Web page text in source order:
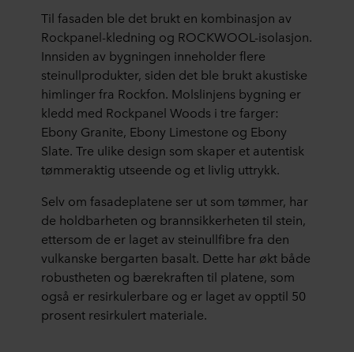
Til fasaden ble det brukt en kombinasjon av
Rockpanel-kledning og ROCKWOOL-isolasjon.
Innsiden av bygningen inneholder flere
steinullprodukter, siden det ble brukt akustiske
himlinger fra Rockfon. Molslinjens bygning er
kledd med Rockpanel Woods i tre farger:
Ebony Granite, Ebony Limestone og Ebony
Slate. Tre ulike design som skaper et autentisk
tømmeraktig utseende og et livlig uttrykk.
Selv om fasadeplatene ser ut som tømmer, har
de holdbarheten og brannsikkerheten til stein,
ettersom de er laget av steinullfibre fra den
vulkanske bergarten basalt. Dette har økt både
robustheten og bærekraften til platene, som
også er resirkulerbare og er laget av opptil 50
prosent resirkulert materiale.